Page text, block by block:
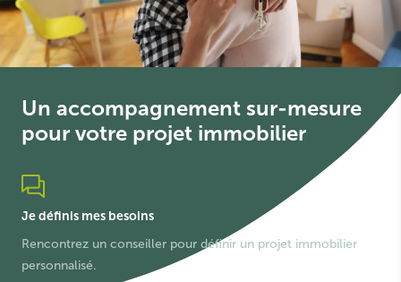
Un accompagnement sur-mesure
pour votre projet immobilier
Je définis mes besoins
Rencontrez un conseiller pour définir un projet immobilier
personnalisé.